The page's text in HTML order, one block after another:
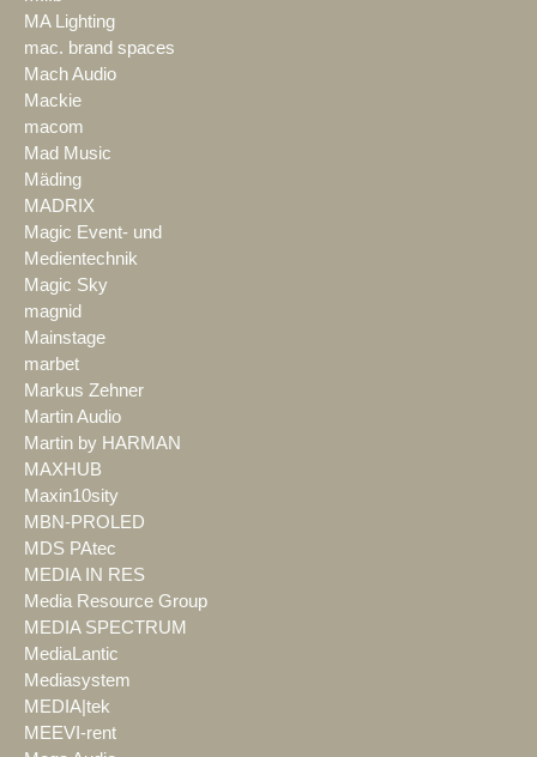
MA Lighting
mac. brand spaces
Mach Audio
Mackie
macom
Mad Music
Mäding
MADRIX
Magic Event- und
Medientechnik
Magic Sky
magnid
Mainstage
marbet
Markus Zehner
Martin Audio
Martin by HARMAN
MAXHUB
Maxin10sity
MBN-PROLED
MDS PAtec
MEDIA IN RES
Media Resource Group
MEDIA SPECTRUM
MediaLantic
Mediasystem
MEDIA|tek
MEEVI-rent